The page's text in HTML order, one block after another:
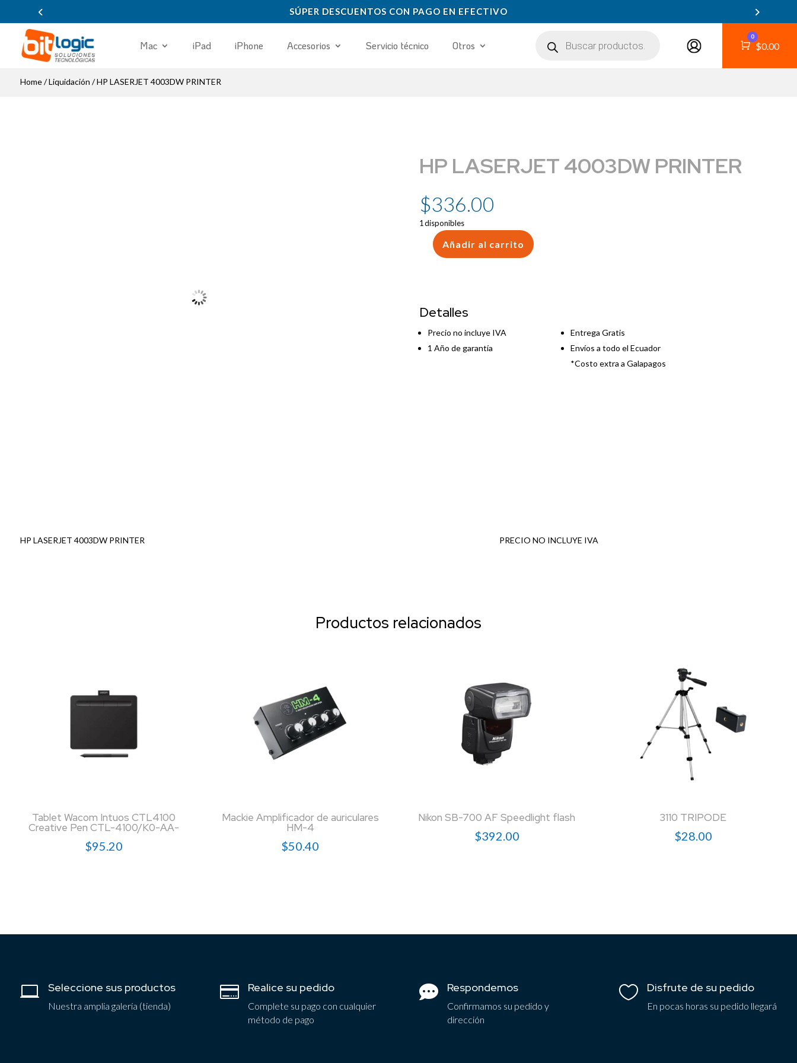
SÚPER DESCUENTOS CON PAGO EN EFECTIVO
Mac iPad iPhone Accesorios Servicio técnico Otros
productos
Carro
0
$0.00
Home/Liquidación / HP LASERJET 4003DW PRINTER
HP LASERJET 4003DW PRINTER
$336.00
1 disponibles
cantidad
Añadir al carrito
Detalles
Precio no incluye IVA
1 Año de garantía
Entrega Gratis
Envíos a todo el Ecuador
*Costo extra a Galapagos
HP LASERJET 4003DW PRINTER PRECIO NO INCLUYE IVA
Productos relacionados
Tablet Wacom Intuos CTL4100
Creative Pen CTL-4100/K0-AA-
$95.20
Mackie Amplificador de auriculares
HM-4
$50.40
Nikon SB-700 AF Speedlight flash
$392.00
3110 TRIPODE
$28.00
 Seleccione sus productos
Nuestra amplia galería (tienda)
 Realice su pedido
Complete su pago con cualquier
método de pago
 Respondemos
Confirmamos su pedido y
dirección
 Disfrute de su pedido
En pocas horas su pedido llegará